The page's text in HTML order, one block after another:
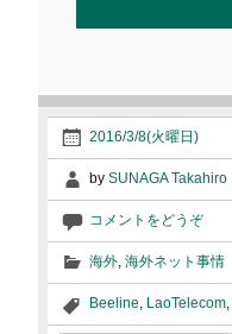
2016/3/8(火曜日)
by SUNAGA Takahiro
コメントをどうぞ
海外, 海外ネット事情
Beeline, LaoTelecom,